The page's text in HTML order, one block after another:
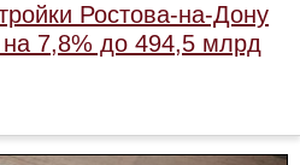
Ростова-на-Дону
7,8% до 494,5 млрд